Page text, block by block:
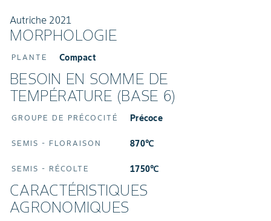
Autriche 2021
MORPHOLOGIE
PLANTE Compact
BESOIN EN SOMME DE
TEMPÉRATURE (BASE 6)
GROUPE DE PRÉCOCITÉ Précoce
SEMIS - FLORAISON 870℃
SEMIS - RÉCOLTE 1750℃
CARACTÉRISTIQUES
AGRONOMIQUES